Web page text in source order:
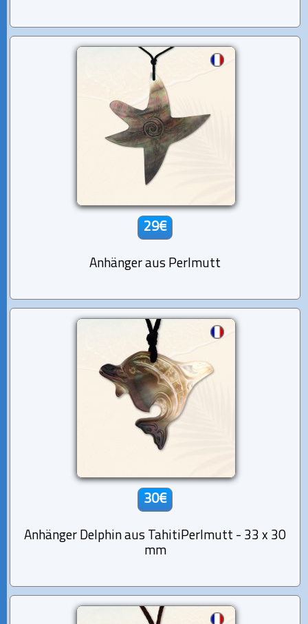
29€
Anhänger aus Perlmutt
30€
Anhänger Delphin aus TahitiPerlmutt - 33 x 30
mm